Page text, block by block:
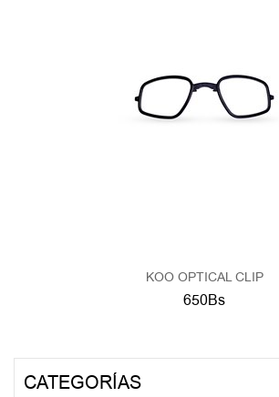
KOO OPTICAL CLIP
650Bs
CATEGORÍAS